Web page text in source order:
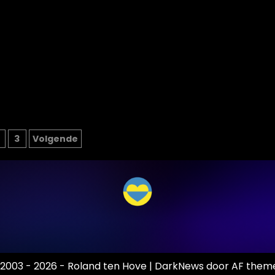
3 Volgende
- 2026 - Roland ten Hove | DarkNewsdoor AF